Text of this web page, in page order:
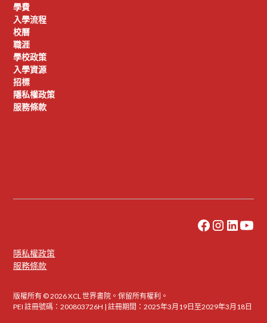
學費
入學流程
校曆
職涯
學校政策
入學資源
招標
隱私權政策
服務條款
版權所有 © 2026 XCL 世界書院。保留所有權利。
PEI 註冊號碼：200803726H | 註冊期間：2025年3月19日至2029年3月18日
隱私權政策
服務條款